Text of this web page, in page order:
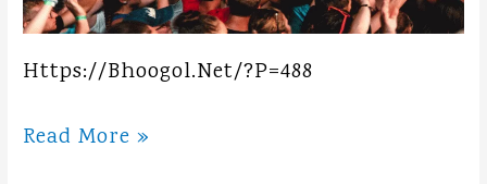
Https://bhoogol.net/?p=488
जनसंख्या
Read More »